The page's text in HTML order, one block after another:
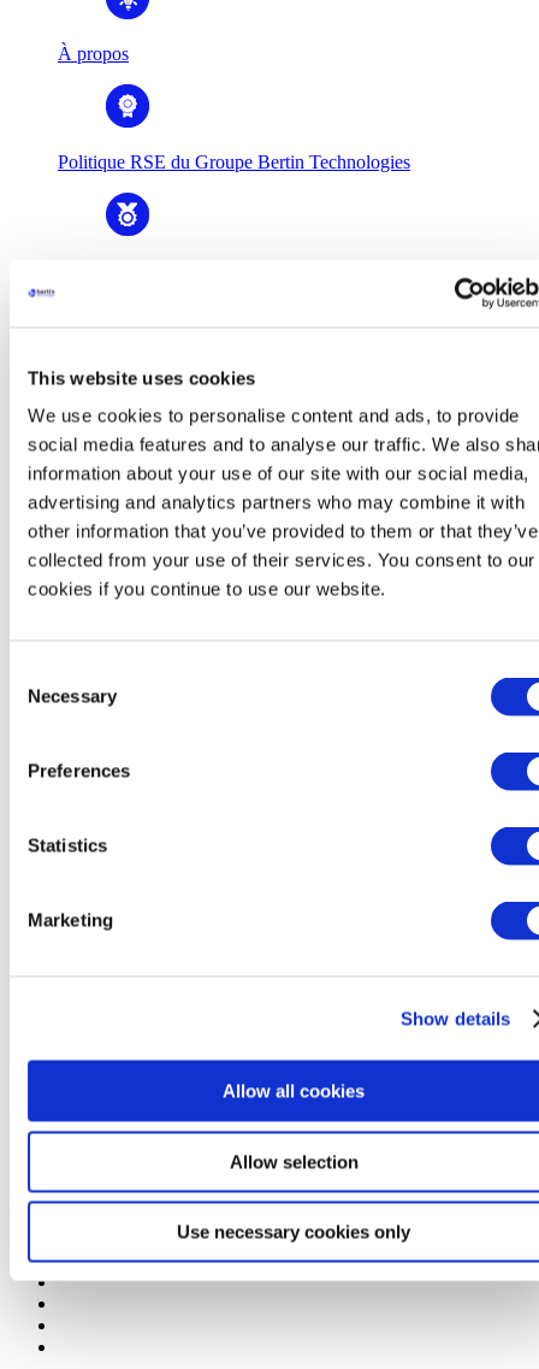
This website uses cookies
We use cookies to personalise content and ads, to provide
social media features and to analyse our traffic. We also
information about your use of our site with our social media,
advertising and analytics partners who may combine it with
other information that you’ve provided to them or that they’ve
collected from your use of their services. You consent to our
cookies if you continue to use our website.
Selection
Necessary
Preferences
Statistics
Marketing
Show details
Allow all cookies
Allow selection
Use necessary cookies only
À propos
Politique RSE du Groupe Bertin Technologies
Gouvernance
Business Units
Business Units
Bertin Alpao
Bertin Environics
Bertin Exensor
Bertin Health & Life Sciences
Filiales
Bertin Corp.
Bertin Environics
Bertin Italia
Bertin Technologies - Monitor the invisible
Electroporateur - Bertin Technologies